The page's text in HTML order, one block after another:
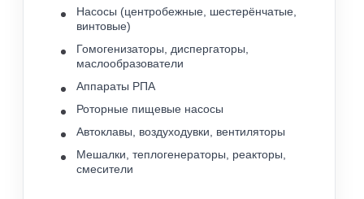
Насосы (центробежные, шестерёнчатые,
винтовые)
Гомогенизаторы, диспергаторы,
маслообразователи
Аппараты РПА
Роторные пищевые насосы
Автоклавы, воздуходувки, вентиляторы
Мешалки, теплогенераторы, реакторы,
смесители